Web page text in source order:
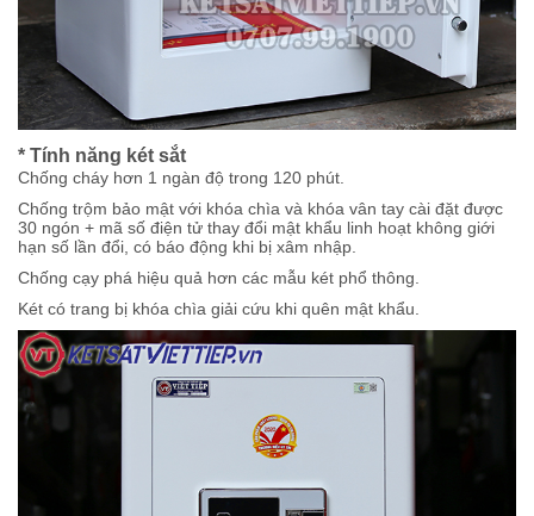
* Tính năng két sắt
Chống cháy hơn 1 ngàn độ trong 120 phút.
Chống trộm bảo mật với khóa chìa và khóa vân tay cài đặt được
30 ngón + mã số điện tử thay đổi mật khẩu linh hoạt không giới
hạn số lần đổi, có báo động khi bị xâm nhập.
Chống cạy phá hiệu quả hơn các mẫu két phổ thông.
Két có trang bị khóa chìa giải cứu khi quên mật khẩu.